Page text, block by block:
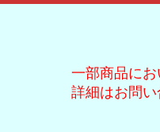
一部商品に
詳細はお問い